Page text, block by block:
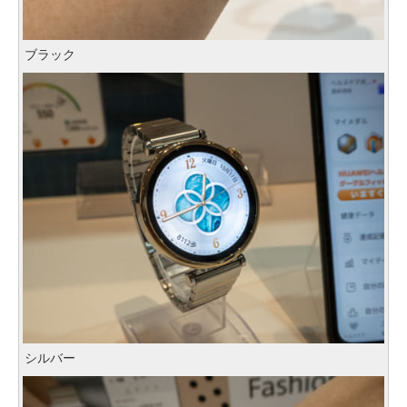
ブラック
シルバー